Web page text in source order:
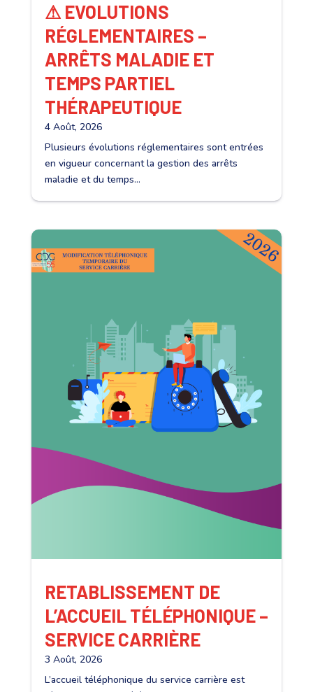
⚠ EVOLUTIONS
RÉGLEMENTAIRES –
ARRÊTS MALADIE ET
TEMPS PARTIEL
THÉRAPEUTIQUE
4 Août, 2026
Plusieurs évolutions réglementaires sont entrées
en vigueur concernant la gestion des arrêts
maladie et du temps...
RETABLISSEMENT DE
L’ACCUEIL TÉLÉPHONIQUE –
SERVICE CARRIÈRE
3 Août, 2026
L’accueil téléphonique du service carrière est